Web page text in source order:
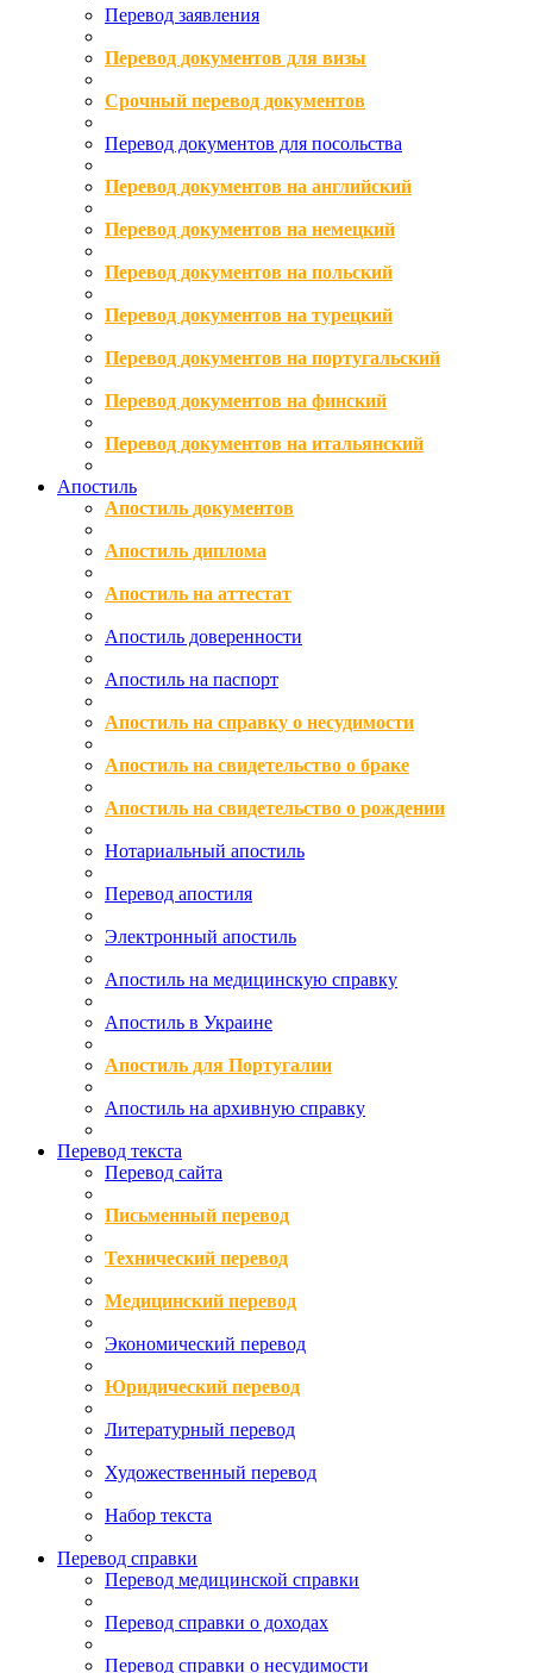
Перевод заявления
Перевод документов для визы
Срочный перевод документов
Перевод документов для посольства
Перевод документов на английский
Перевод документов на немецкий
Перевод документов на польский
Перевод документов на турецкий
Перевод документов на португальский
Перевод документов на финский
Перевод документов на итальянский
Апостиль
Апостиль документов
Апостиль диплома
Апостиль на аттестат
Апостиль доверенности
Апостиль на паспорт
Апостиль на справку о несудимости
Апостиль на свидетельство о браке
Апостиль на свидетельство о рождении
Нотариальный апостиль
Перевод апостиля
Электронный апостиль
Апостиль на медицинскую справку
Апостиль в Украине
Апостиль для Португалии
Апостиль на архивную справку
Перевод текста
Перевод сайта
Письменный перевод
Технический перевод
Медицинский перевод
Экономический перевод
Юридический перевод
Литературный перевод
Художественный перевод
Набор текста
Перевод справки
Перевод медицинской справки
Перевод справки о доходах
Перевод справки о несудимости